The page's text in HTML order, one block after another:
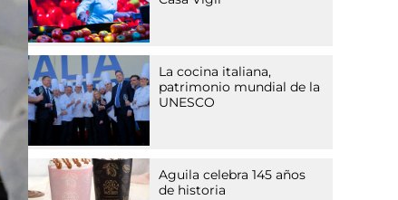
La cocina italiana,
patrimonio mundial de la
UNESCO
Aguila celebra 145 años
de historia